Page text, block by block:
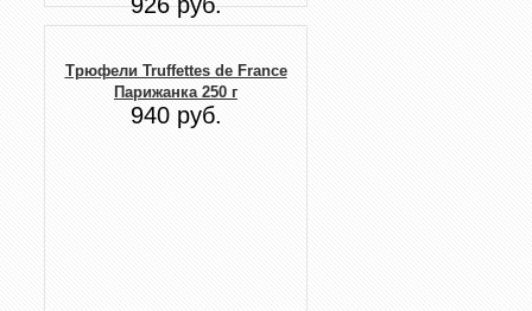
Трюфели Truffettes de France
Парижанка 250 г
940 руб.